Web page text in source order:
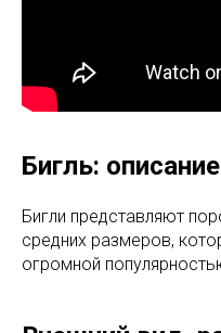
Бигль:
Бигли представляют
средних размеров,
огромной